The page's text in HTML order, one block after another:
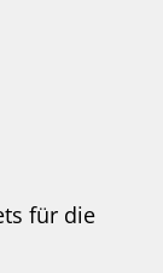
für die